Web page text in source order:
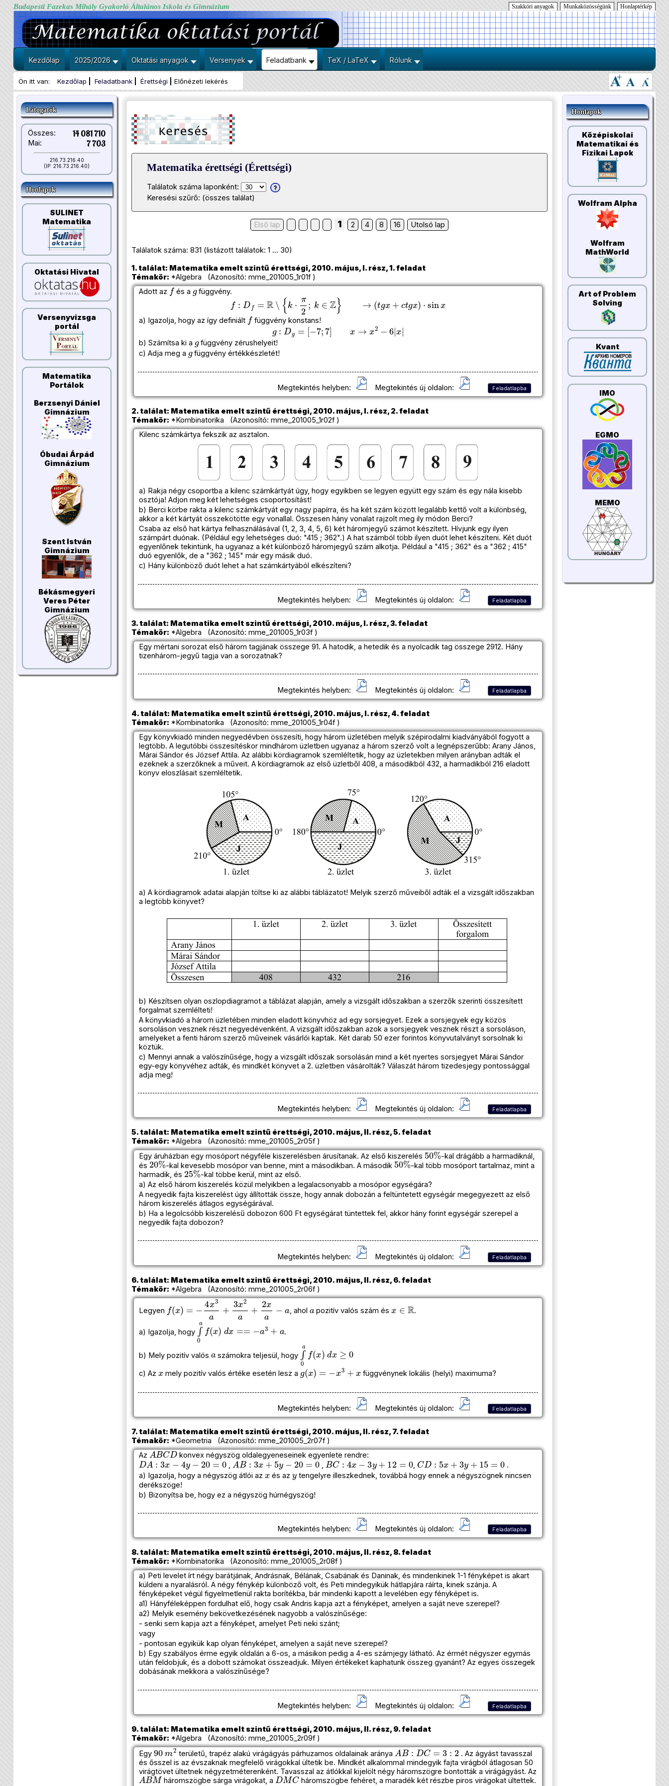
Budapesti Fazekas Mihály Gyakorló Általános Iskola és Gimnázium Honlaptérkép
Munkaközösségünk
Szakköri anyagok
Kezdőlap 2025/2026 Oktatási anyagok Versenyek Feladatbank TeX / LaTeX Rólunk
Ön itt van: Kezdőlap Feladatbank Érettségi Előnézeti lekérés
Látogatók
Összes: 14 081 710
Mai: 7 703
216.73.216.40
(IP: 216.73.216.40)
Honlapok
SULINET
Matematika
Oktatási Hivatal
Versenyvizsga
portál
Matematika
Portálok
Berzsenyi Dániel
Gimnázium
Óbudai Árpád
Gimnázium
Szent István
Gimnázium
Békásmegyeri
Veres Péter
Gimnázium
Matematika érettségi (Érettségi)
Találatok száma laponként:
Keresési szűrő: (összes találat)
Első lap 1 2 4 8 16 Utolsó lap
Találatok száma: 831 (listázott találatok: 1 ... 30)
1. találat: Matematika emelt szintű érettségi, 2010. május, I. rész, 1. feladat
Témakör: *Algebra (Azonosító: mme_201005_1r01f )
Adott az
f
és a
g
függvény.
f: f= {k ⋅π 2; ∈Z }→ tgx sin
a) Igazolja, hogy az így definiált
f
függvény konstans!
g:Dg=[−7;7 x→
b) Számítsa ki a
függvény zérushelyeit!
c) Adja meg a
g
függvény értékkészletét!
Megtekintés helyben: Megtekintés új oldalon: Feladatlapba
2. találat: Matematika emelt szintű érettségi, 2010. május, I. rész, 2. feladat
Témakör: *Kombinatorika (Azonosító: mme_201005_1r02f )
Kilenc számkártya fekszik az asztalon.
a) Rakja négy csoportba a kilenc számkártyát úgy, hogy egyikben se legyen együtt egy szám és egy nála kisebb
osztója! Adjon meg két lehetséges csoportosítást!
b) Berci körbe rakta a kilenc számkártyát egy nagy papírra, és ha két szám között legalább kettő volt a különbség,
akkor a két kártyát összekötötte egy vonallal. Összesen hány vonalat rajzolt meg ily módon Berci?
Csaba az első hat kártya felhasználásával (1, 2, 3, 4, 5, 6) két háromjegyű számot készített. Hívjunk egy ilyen
számpárt duónak. (Például egy lehetséges duó: "415 ; 362".) A hat számból több ilyen duót lehet készíteni. Két duót
egyenlőnek tekintünk, ha ugyanaz a két különböző háromjegyű szám alkotja. Például a "415 ; 362" és a "362 ; 415"
duó egyenlők, de a "362 ; 145" már egy másik duó.
c) Hány különböző duót lehet a hat számkártyából elkészíteni?
Megtekintés helyben: Megtekintés új oldalon: Feladatlapba
3. találat: Matematika emelt szintű érettségi, 2010. május, I. rész, 3. feladat
Témakör: *Algebra (Azonosító: mme_201005_1r03f )
Egy mértani sorozat első három tagjának összege 91. A hatodik, a hetedik és a nyolcadik tag összege 2912. Hány
tizenhárom-jegyű tagja van a sorozatnak?
Megtekintés helyben: Megtekintés új oldalon: Feladatlapba
4. találat: Matematika emelt szintű érettségi, 2010. május, I. rész, 4. feladat
Témakör: *Kombinatorika (Azonosító: mme_201005_1r04f )
Egy könyvkiadó minden negyedévben összesíti, hogy három üzletében melyik szépirodalmi kiadványából fogyott a
legtöbb. A legutóbbi összesítéskor mindhárom üzletben ugyanaz a három szerző volt a legnépszerűbb: Arany János,
Márai Sándor és József Attila. Az alábbi kördiagramok szemléltetik, hogy az üzletekben milyen arányban adták el
ezeknek a szerzőknek a műveit. A kördiagramok az első üzletből 408, a másodikból 432, a harmadikból 216 eladott
könyv eloszlásait szemléltetik.
a) A kördiagramok adatai alapján töltse ki az alábbi táblázatot! Melyik szerző műveiből adták el a vizsgált időszakban
a legtöbb könyvet?
b) Készítsen olyan oszlopdiagramot a táblázat alapján, amely a vizsgált időszakban a szerzők szerinti összesített
forgalmat szemlélteti!
A könyvkiadó a három üzletében minden eladott könyvhöz ad egy sorsjegyet. Ezek a sorsjegyek egy közös
sorsoláson vesznek részt negyedévenként. A vizsgált időszakban azok a sorsjegyek vesznek részt a sorsoláson,
amelyeket a fenti három szerző műveinek vásárlói kaptak. Két darab 50 ezer forintos könyvutalványt sorsolnak ki
köztük.
c) Mennyi annak a valószínűsége, hogy a vizsgált időszak sorsolásán mind a két nyertes sorsjegyet Márai Sándor
egy-egy könyvéhez adták, és mindkét könyvet a 2. üzletben vásárolták? Válaszát három tizedesjegy pontossággal
adja meg!
Megtekintés helyben: Megtekintés új oldalon: Feladatlapba
5. találat: Matematika emelt szintű érettségi, 2010. május, II. rész, 5. feladat
Témakör: *Algebra (Azonosító: mme_201005_2r05f )
Egy áruházban egy mosóport négyféle kiszerelésben árusítanak. Az első kiszerelés
50%
-kal drágább a harmadiknál,
és
20%
-kal kevesebb mosópor van benne, mint a másodikban. A második
50%
-kal több mosóport tartalmaz, mint a
harmadik, és
25%
-kal többe kerül, mint az első.
a) Az első három kiszerelés közül melyikben a legalacsonyabb a mosópor egységára?
A negyedik fajta kiszerelést úgy állították össze, hogy annak dobozán a feltüntetett egységár megegyezett az első
három kiszerelés átlagos egységárával.
b) Ha a legolcsóbb kiszerelésű dobozon 600 Ft egységárat tüntettek fel, akkor hány forint egységár szerepel a
negyedik fajta dobozon?
Megtekintés helyben: Megtekintés új oldalon: Feladatlapba
6. találat: Matematika emelt szintű érettségi, 2010. május, II. rész, 6. feladat
Témakör: *Algebra (Azonosító: mme_201005_2r06f )
Legyen
f(x )= x3a+ x2a+ a−a
, ahol pozitív valós szám és
R
.
a) Igazolja, hogy
∫0 af x d 3+
.
b) Mely pozitív valós számokra teljesül, hogy
∫0 af x d x≥ 0
c) Az mely pozitív valós értéke esetén lesz a
g ( x) +
függvénynek lokális (helyi) maximuma?
Megtekintés helyben: Megtekintés új oldalon: Feladatlapba
7. találat: Matematika emelt szintű érettségi, 2010. május, II. rész, 7. feladat
Témakör: *Geometria (Azonosító: mme_201005_2r07f )
Az
ABCD
konvex négyszög oldalegyeneseinek egyenlete rendre:
DA:3x−4y−20=0
,
AB:3x+5y−20=0
,
BC:4x−3y+ 0
,
CD: x+ + 0
.
a) Igazolja, hogy a négyszög átlói az
x
és az
y
tengelyre illeszkednek, továbbá hogy ennek a négyszögnek nincsen
derékszöge!
b) Bizonyítsa be, hogy ez a négyszög húrnégyszög!
Megtekintés helyben: Megtekintés új oldalon: Feladatlapba
8. találat: Matematika emelt szintű érettségi, 2010. május, II. rész, 8. feladat
Témakör: *Kombinatorika (Azonosító: mme_201005_2r08f )
a) Peti levelet írt négy barátjának, Andrásnak, Bélának, Csabának és Daninak, és mindenkinek 1-1 fényképet is akart
küldeni a nyaralásról. A négy fénykép különböző volt, és Peti mindegyikük hátlapjára ráírta, kinek szánja. A
fényképeket végül figyelmetlenül rakta borítékba, bár mindenki kapott a levelében egy fényképet is.
a1) Hányféleképpen fordulhat elő, hogy csak Andris kapja azt a fényképet, amelyen a saját neve szerepel?
a2) Melyik esemény bekövetkezésének nagyobb a valószínűsége:
- senki sem kapja azt a fényképet, amelyet Peti neki szánt;
vagy
- pontosan egyikük kap olyan fényképet, amelyen a saját neve szerepel?
b) Egy szabályos érme egyik oldalán a 6-os, a másikon pedig a 4-es számjegy látható. Az érmét négyszer egymás
után feldobjuk, és a dobott számokat összeadjuk. Milyen értékeket kaphatunk összeg gyanánt? Az egyes összegek
dobásának mekkora a valószínűsége?
Megtekintés helyben: Megtekintés új oldalon: Feladatlapba
9. találat: Matematika emelt szintű érettségi, 2010. május, II. rész, 9. feladat
Témakör: *Algebra (Azonosító: mme_201005_2r09f )
Egy
90 m2
területű, trapéz alakú virágágyás párhuzamos oldalainak aránya
AB:DC=3:2
. Az ágyást tavasszal
és ősszel is az évszaknak megfelelő virágokkal ültetik be. Mindkét alkalommal mindegyik fajta virágból átlagosan 50
virágtövet ültetnek négyzetméterenként. Tavasszal az átlókkal kijelölt négy háromszögre bontották a virágágyást. Az
ABM
háromszögbe sárga virágokat, a
DMC
háromszögbe fehéret, a maradék két részbe piros virágokat ültettek.
Honlapok
Középiskolai
Matematikai és
Fizikai Lapok
Wolfram Alpha
Wolfram
MathWorld
Art of Problem
Solving
Kvant
IMO
EGMO
MEMO